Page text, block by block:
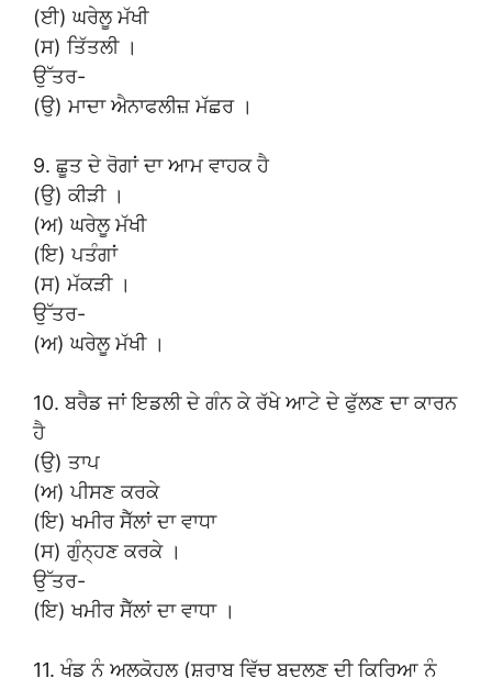
(ਈ) ਘਰੇਲੂ ਮੱਖੀ
(ਸ) ਤਿੱਤਲੀ ।
ਉੱਤਰ-
(ਉ) ਮਾਦਾ ਐਨਾਫਲੀਜ਼ ਮੱਛਰ ।
9. ਛੂਤ ਦੇ ਰੋਗਾਂ ਦਾ ਆਮ ਵਾਹਕ ਹੈ
(ਉ) ਕੀੜੀ ।
(ਅ) ਘਰੇਲੂ ਮੱਖੀ
(ਇ) ਪਤੰਗਾਂ
(ਸ) ਮੱਕੜੀ ।
ਉੱਤਰ-
(ਅ) ਘਰੇਲੂ ਮੱਖੀ ।
10. ਬਰੈਡ ਜਾਂ ਇਡਲੀ ਦੇ ਗੰਨ ਕੇ ਰੱਖੇ ਆਟੇ ਦੇ ਫੁੱਲਣ ਦਾ ਕਾਰਨ
ਹੈ
(ਉ) ਤਾਪ
(ਅ) ਪੀਸਣ ਕਰਕੇ
(ਇ) ਖਮੀਰ ਸੈੱਲਾਂ ਦਾ ਵਾਧਾ
(ਸ) ਗੁੰਨ੍ਹਣ ਕਰਕੇ ।
ਉੱਤਰ-
(ਇ) ਖਮੀਰ ਸੈੱਲਾਂ ਦਾ ਵਾਧਾ ।
11. ਖੰਡ ਨੂੰ ਅਲਕੋਹਲ (ਸ਼ਰਾਬ ਵਿੱਚ ਬਦਲਣ ਦੀ ਕਿਰਿਆ ਨੂੰ